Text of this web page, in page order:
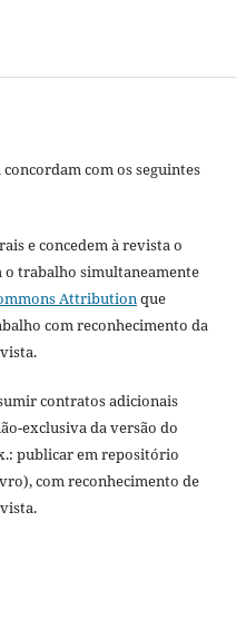
com os seguintes
e concedem à revista o
trabalho simultaneamente
Attributionque
com reconhecimento da
contratos adicionais
exclusiva da versão do
publicar em repositório
com reconhecimento de